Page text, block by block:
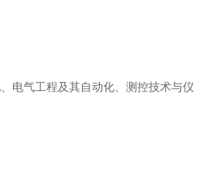
电气工程及其自动化、 测控技术与仪